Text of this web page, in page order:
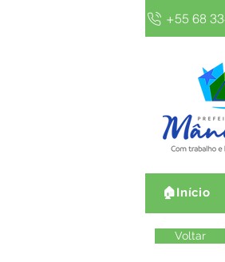
+55 68
🏠Início
Voltar